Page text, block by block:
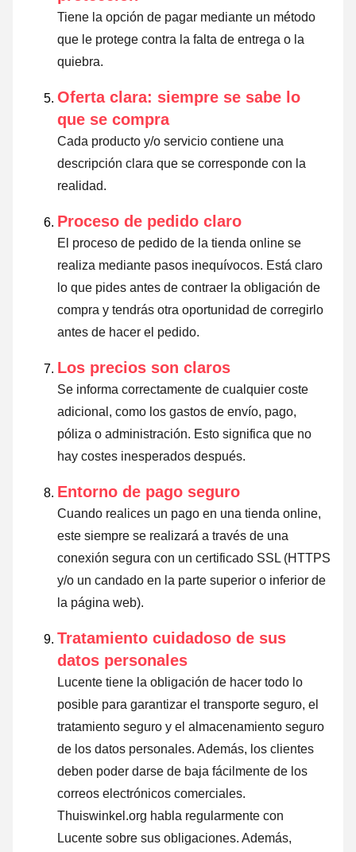
Tiene la opción de pagar mediante un método
que le protege contra la falta de entrega o la
quiebra.
Oferta clara: siempre se sabe lo
que se compra
Cada producto y/o servicio contiene una
descripción clara que se corresponde con la
realidad.
Proceso de pedido claro
El proceso de pedido de la tienda online se
realiza mediante pasos inequívocos. Está claro
lo que pides antes de contraer la obligación de
compra y tendrás otra oportunidad de corregirlo
antes de hacer el pedido.
Los precios son claros
Se informa correctamente de cualquier coste
adicional, como los gastos de envío, pago,
póliza o administración. Esto significa que no
hay costes inesperados después.
Entorno de pago seguro
Cuando realices un pago en una tienda online,
este siempre se realizará a través de una
conexión segura con un certificado SSL (HTTPS
y/o un candado en la parte superior o inferior de
la página web).
Tratamiento cuidadoso de sus
datos personales
Lucente tiene la obligación de hacer todo lo
posible para garantizar el transporte seguro, el
tratamiento seguro y el almacenamiento seguro
de los datos personales. Además, los clientes
deben poder darse de baja fácilmente de los
correos electrónicos comerciales.
Thuiswinkel.org habla regularmente con
Lucente sobre sus obligaciones. Además,